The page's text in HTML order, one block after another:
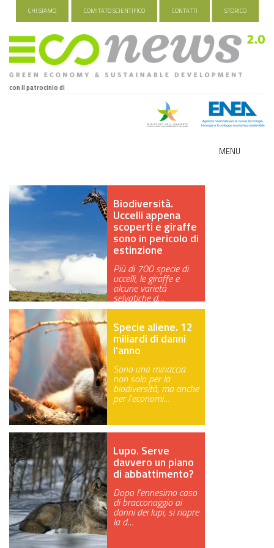
CHI SIAMO COMITATO SCIENTIFICO CONTATTI STORICO
con il patrocinio di
MENU
INDUSTRIA VERDE
FOOD&TRAVEL
HEALTH&WELLNESS
GREEN TECH
GLOCAL
ECO-EVENTI
ECOINCENTRIAMOCI
Biodiversità.
Uccelli appena
scoperti e giraffe
sono in pericolo di
estinzione
Più di 700 specie di
uccelli, le giraffe e
alcune varietà
selvatiche d…
Specie aliene. 12
miliardi di danni
l'anno
Sono una minaccia
non solo per la
biodiversità, ma anche
per l'economi…
Lupo. Serve
davvero un piano
di abbattimento?
Dopo l'ennesimo caso
di bracconaggio ai
danni dei lupi, si riapre
la d…